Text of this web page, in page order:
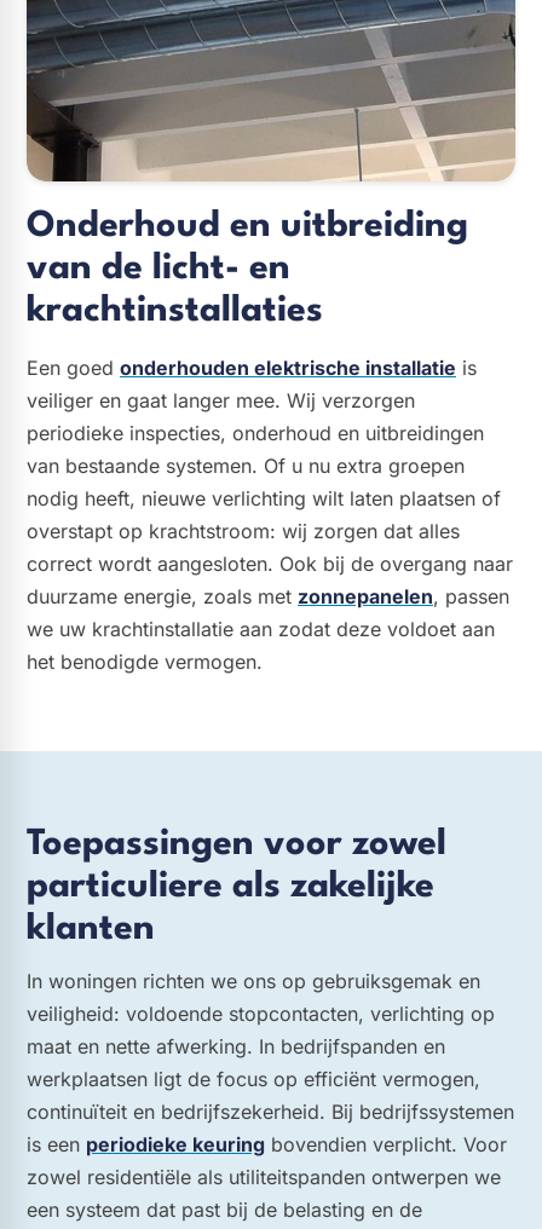
Onderhoud en uitbreiding
van de licht- en
krachtinstallaties
Een goed onderhouden elektrische installatie is
veiliger en gaat langer mee. Wij verzorgen
periodieke inspecties, onderhoud en uitbreidingen
van bestaande systemen. Of u nu extra groepen
nodig heeft, nieuwe verlichting wilt laten plaatsen of
overstapt op krachtstroom: wij zorgen dat alles
correct wordt aangesloten. Ook bij de overgang naar
duurzame energie, zoals met zonnepanelen, passen
we uw krachtinstallatie aan zodat deze voldoet aan
het benodigde vermogen.
Toepassingen voor zowel
particuliere als zakelijke
klanten
In woningen richten we ons op gebruiksgemak en
veiligheid: voldoende stopcontacten, verlichting op
maat en nette afwerking. In bedrijfspanden en
werkplaatsen ligt de focus op efficiënt vermogen,
continuïteit en bedrijfszekerheid. Bij bedrijfssystemen
is een periodieke keuring bovendien verplicht. Voor
zowel residentiële als utiliteitspanden ontwerpen we
een systeem dat past bij de belasting en de